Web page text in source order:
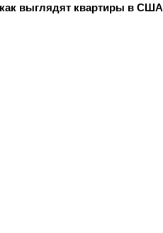
как выглядят квартиры в США